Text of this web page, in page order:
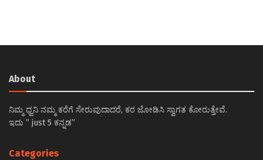
About
ನಿಮ್ಮ ಧ್ವನಿ ನಮ್ಮ ಕರೆಗೆ ಸೇರುವುದಾದರೆ, ಕರ ಜೋಡಿಸಿ ಸ್ವಾಗತ ಕೋರುತ್ತೇವೆ.
ಇದು ” just 5 ಕನ್ನಡ”
Categories